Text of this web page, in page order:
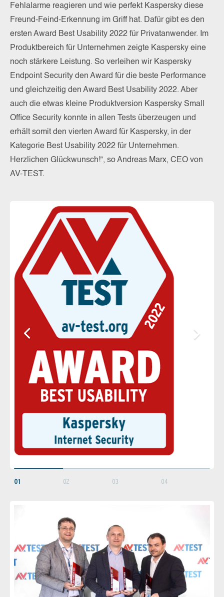
Fehlalarme reagieren und wie perfekt Kaspersky diese
Freund-Feind-Erkennung im Griff hat. Dafür gibt es den
ersten Award Best Usability 2022 für Privatanwender. Im
Produktbereich für Unternehmen zeigte Kaspersky eine
noch stärkere Leistung. So verleihen wir Kaspersky
Endpoint Security den Award für die beste Performance
und gleichzeitig den Award Best Usability 2022. Aber
auch die etwas kleine Produktversion Kaspersky Small
Office Security konnte in allen Tests überzeugen und
erhält somit den vierten Award für Kaspersky, in der
Kategorie Best Usability 2022 für Unternehmen.
Herzlichen Glückwunsch!“, so Andreas Marx, CEO von
AV-TEST.
01 02 03 04